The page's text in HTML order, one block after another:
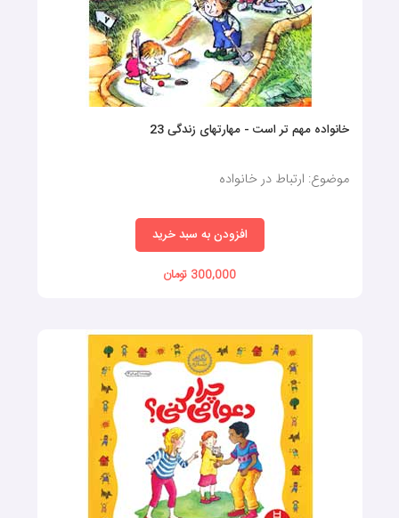
خانواده مهم تر است - مهارتهای زندگی 23
موضوع: ارتباط در خانواده
افزودن به سبد خرید
300,000 تومان